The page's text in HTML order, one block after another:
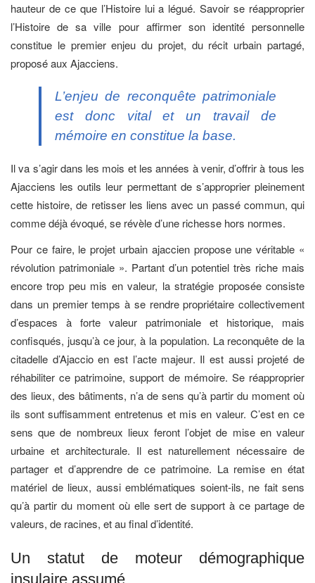
hauteur de ce que l’Histoire lui a légué. Savoir se réapproprier
l’Histoire de sa ville pour affirmer son identité personnelle
constitue le premier enjeu du projet, du récit urbain partagé,
proposé aux Ajacciens.
L’enjeu de reconquête patrimoniale
est donc vital et un travail de
mémoire en constitue la base.
Il va s’agir dans les mois et les années à venir, d’offrir à tous les
Ajacciens les outils leur permettant de s’approprier pleinement
cette histoire, de retisser les liens avec un passé commun, qui
comme déjà évoqué, se révèle d’une richesse hors normes.
Pour ce faire, le projet urbain ajaccien propose une véritable «
révolution patrimoniale ». Partant d’un potentiel très riche mais
encore trop peu mis en valeur, la stratégie proposée consiste
dans un premier temps à se rendre propriétaire collectivement
d’espaces à forte valeur patrimoniale et historique, mais
confisqués, jusqu’à ce jour, à la population. La reconquête de la
citadelle d’Ajaccio en est l’acte majeur. Il est aussi projeté de
réhabiliter ce patrimoine, support de mémoire. Se réapproprier
des lieux, des bâtiments, n’a de sens qu’à partir du moment où
ils sont suffisamment entretenus et mis en valeur. C’est en ce
sens que de nombreux lieux feront l’objet de mise en valeur
urbaine et architecturale. Il est naturellement nécessaire de
partager et d’apprendre de ce patrimoine. La remise en état
matériel de lieux, aussi emblématiques soient-ils, ne fait sens
qu’à partir du moment où elle sert de support à ce partage de
valeurs, de racines, et au final d’identité.
Un statut de moteur démographique
insulaire assumé